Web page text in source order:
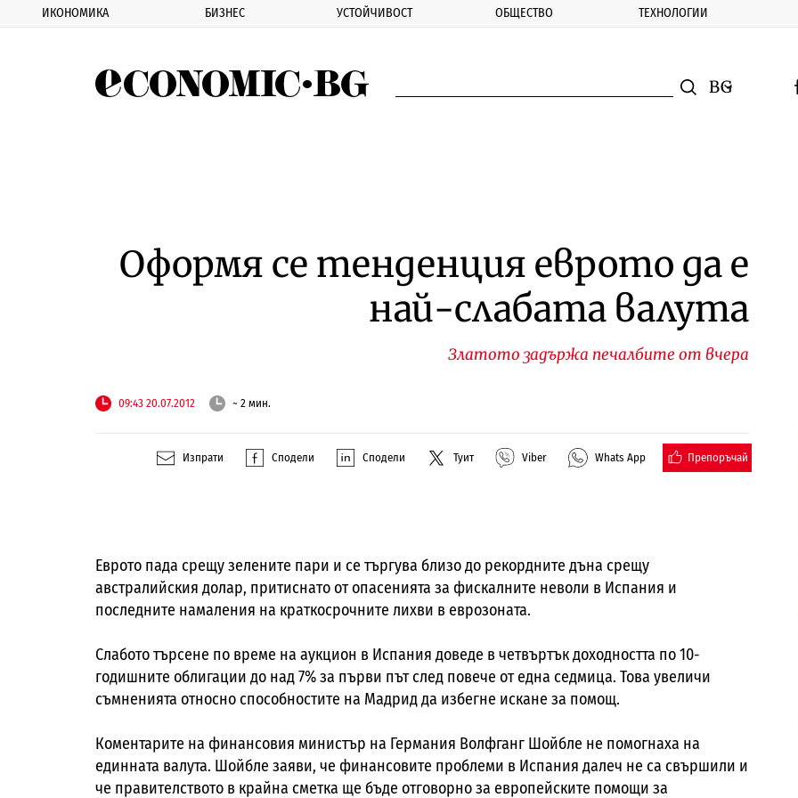
ИКОНОМИКА БИЗНЕС УСТОЙЧИВОСТ ОБЩЕСТВО ТЕХНОЛОГИИ
Смяна на
Оформя се тенденция еврото да е
най-слабата валута
Златото задържа печалбите от вчера
09:43 20.07.2012 ~ 2 мин.
Изпрати Сподели Сподели Туит Viber Whats App Препоръчай
Еврото пада срещу зелените пари и се търгува близо до рекордните дъна срещу
австралийския долар, притиснато от опасенията за фискалните неволи в Испания и
последните намаления на краткосрочните лихви в еврозоната.
Слабото търсене по време на аукцион в Испания доведе в четвъртък доходността по 10-
годишните облигации до над 7% за първи път след повече от една седмица. Това увеличи
съмненията относно способностите на Мадрид да избегне искане за помощ.
Коментарите на финансовия министър на Германия Волфганг Шойбле не помогнаха на
единната валута. Шойбле заяви, че финансовите проблеми в Испания далеч не са свършили и
че правителството в крайна сметка ще бъде отговорно за европейските помощи за